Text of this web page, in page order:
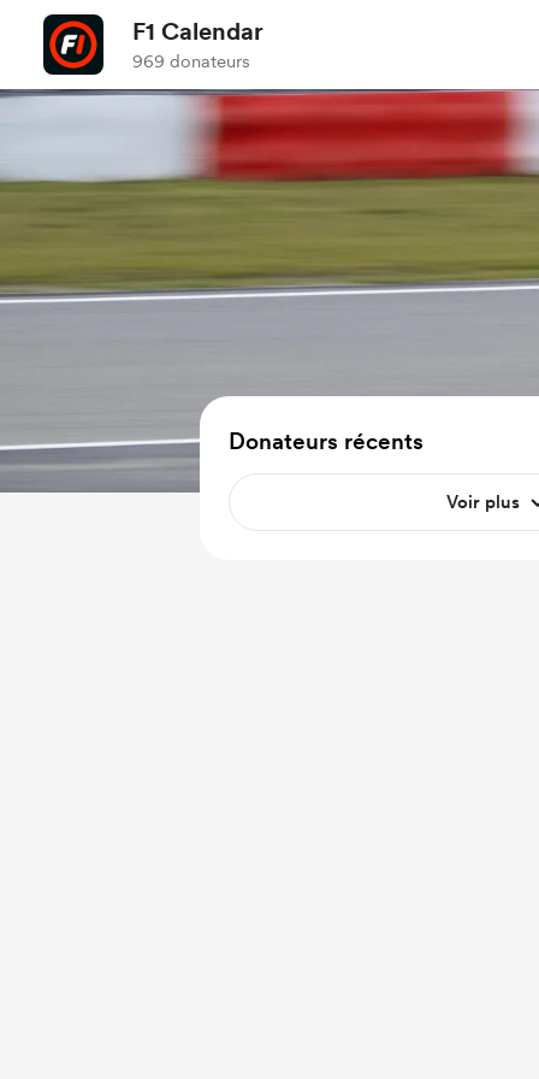
F1 Calendar
969 donateurs
Donateurs récents
Voir plus